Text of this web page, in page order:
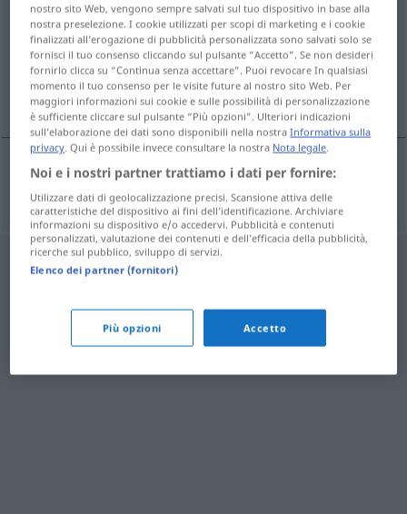
Panoramica di tutte le traduzion
(Fai clic sulla/Tocca traduzione per maggiori dettagli)
intestino grueso
intestino m grueso Dickdarm
nostro sito Web, vengono sempre salvati sul tuo dispositivo in base alla
nostra preselezione. I cookie utilizzati per scopi di marketing e i cookie
finalizzati all’erogazione di pubblicità personalizzata sono salvati solo se
fornisci il tuo consenso cliccando sul pulsante “Accetto”. Se non desideri
fornirlo clicca su “Continua senza accettare”. Puoi revocare In qualsiasi
momento il tuo consenso per le visite future al nostro sito Web. Per
maggiori informazioni sui cookie e sulle possibilità di personalizzazione
è sufficiente cliccare sul pulsante “Più opzioni”. Ulteriori indicazioni
sull’elaborazione dei dati sono disponibili nella nostraInformativa sulla
privacy. Qui è possibile invece consultare la nostra Nota legale.
Noi e i nostri partner trattiamo i dati per fornire:
Utilizzare dati di geolocalizzazione precisi. Scansione attiva delle
caratteristiche del dispositivo ai fini dell’identificazione. Archiviare
informazioni su dispositivo e/o accedervi. Pubblicità e contenuti
personalizzati, valutazione dei contenuti e dell’efficacia della pubblicità,
ricerche sul pubblico, sviluppo di servizi.
Elenco dei partner (fornitori)
Più opzioni Accetto